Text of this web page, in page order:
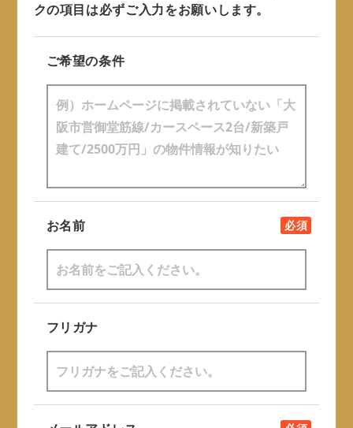
クの項目は必ずご入力をお願いします。
ご希望の条件
お名前 必須
フリガナ